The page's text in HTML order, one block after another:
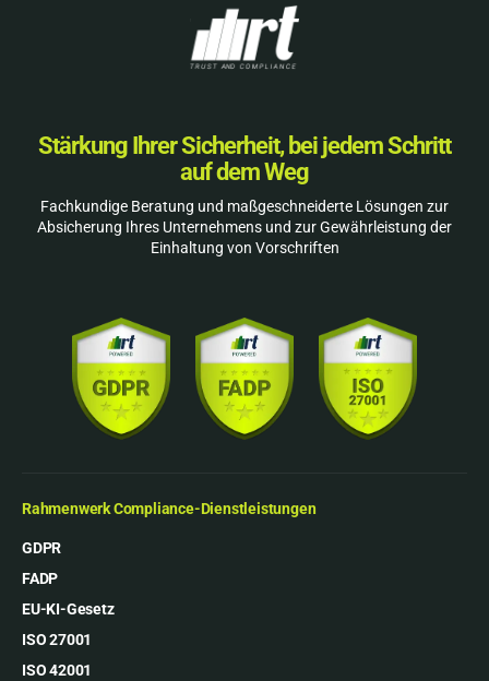
Stärkung Ihrer Sicherheit, bei jedem Schritt
auf dem Weg
Fachkundige Beratung und maßgeschneiderte Lösungen zur
Absicherung Ihres Unternehmens und zur Gewährleistung der
Einhaltung von Vorschriften
Rahmenwerk Compliance-Dienstleistungen
GDPR
FADP
EU-KI-Gesetz
ISO 27001
ISO 42001